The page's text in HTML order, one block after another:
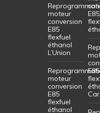
moteur
conversion
E85
flexfuel
éthanol
L’Union
moteur
conversion
E85
flexfuel
éthanol
E85
E85